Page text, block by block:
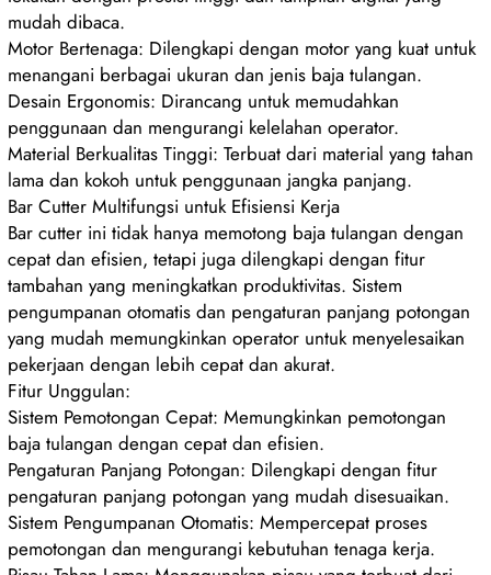
mudah dibaca.
Motor Bertenaga: Dilengkapi dengan motor yang kuat untuk
menangani berbagai ukuran dan jenis baja tulangan.
Desain Ergonomis: Dirancang untuk memudahkan
penggunaan dan mengurangi kelelahan operator.
Material Berkualitas Tinggi: Terbuat dari material yang tahan
lama dan kokoh untuk penggunaan jangka panjang.
Bar Cutter Multifungsi untuk Efisiensi Kerja
Bar cutter ini tidak hanya memotong baja tulangan dengan
cepat dan efisien, tetapi juga dilengkapi dengan fitur
tambahan yang meningkatkan produktivitas. Sistem
pengumpanan otomatis dan pengaturan panjang potongan
yang mudah memungkinkan operator untuk menyelesaikan
pekerjaan dengan lebih cepat dan akurat.
Fitur Unggulan:
Sistem Pemotongan Cepat: Memungkinkan pemotongan
baja tulangan dengan cepat dan efisien.
Pengaturan Panjang Potongan: Dilengkapi dengan fitur
pengaturan panjang potongan yang mudah disesuaikan.
Sistem Pengumpanan Otomatis: Mempercepat proses
pemotongan dan mengurangi kebutuhan tenaga kerja.